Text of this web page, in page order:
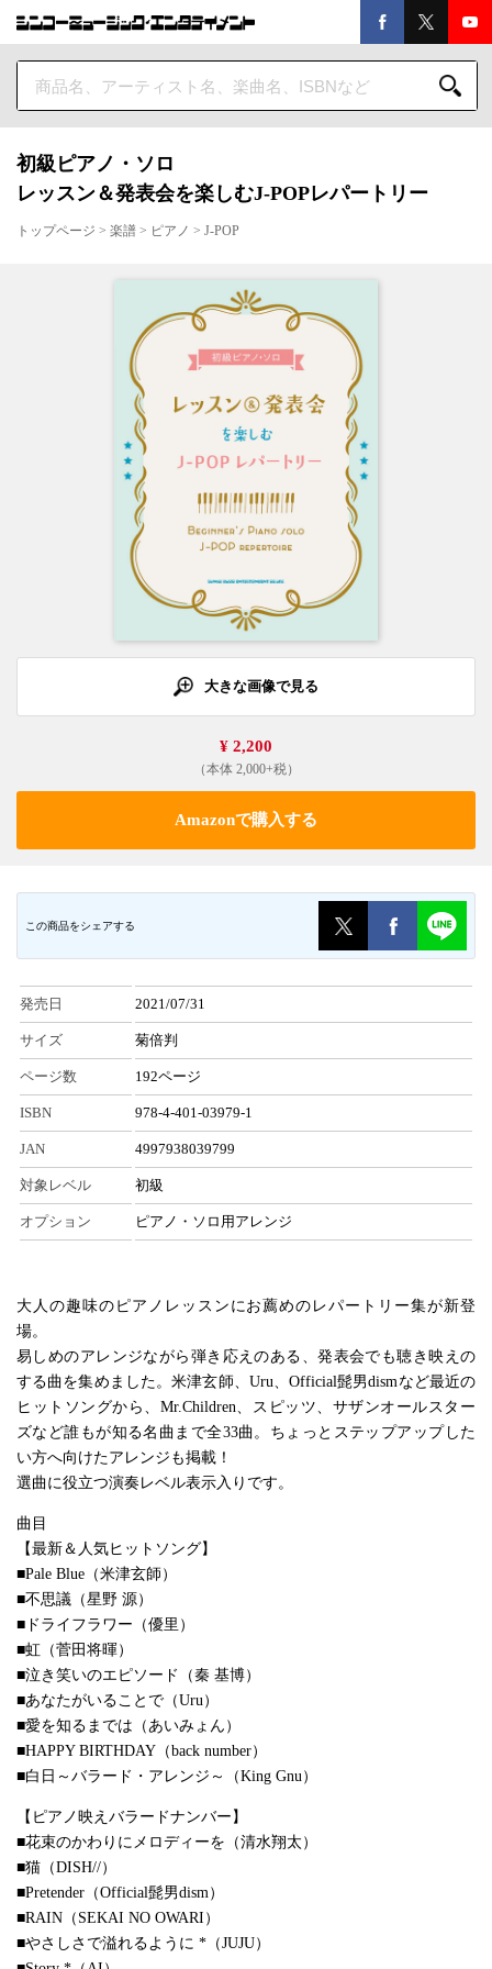
初級ピアノ・ソロ
レッスン＆発表会を楽しむJ-POPレパートリー
トップページ > 楽譜 > ピアノ > J-POP
大きな画像で見る
¥ 2,200
（本体 2,000+税）
Amazonで購入する
この商品をシェアする
発売日 2021/07/31
サイズ 菊倍判
ページ数 192ページ
ISBN 978-4-401-03979-1
JAN 4997938039799
対象レベル 初級
オプション ピアノ・ソロ用アレンジ
大人の趣味のピアノレッスンにお薦めのレパートリー集が新登
場。
易しめのアレンジながら弾き応えのある、発表会でも聴き映えの
する曲を集めました。米津玄師、Uru、Official髭男dismなど最近の
ヒットソングから、Mr.Children、スピッツ、サザンオールスター
ズなど誰もが知る名曲まで全33曲。ちょっとステップアップした
い方へ向けたアレンジも掲載！
選曲に役立つ演奏レベル表示入りです。
曲目
【最新＆人気ヒットソング】
■Pale Blue（米津玄師）
■不思議（星野 源）
■ドライフラワー（優里）
■虹（菅田将暉）
■泣き笑いのエピソード（秦 基博）
■あなたがいることで（Uru）
■愛を知るまでは（あいみょん）
■HAPPY BIRTHDAY（back number）
■白日～バラード・アレンジ～（King Gnu）
【ピアノ映えバラードナンバー】
■花束のかわりにメロディーを（清水翔太）
■猫（DISH//）
■Pretender（Official髭男dism）
■RAIN（SEKAI NO OWARI）
■やさしさで溢れるように *（JUJU）